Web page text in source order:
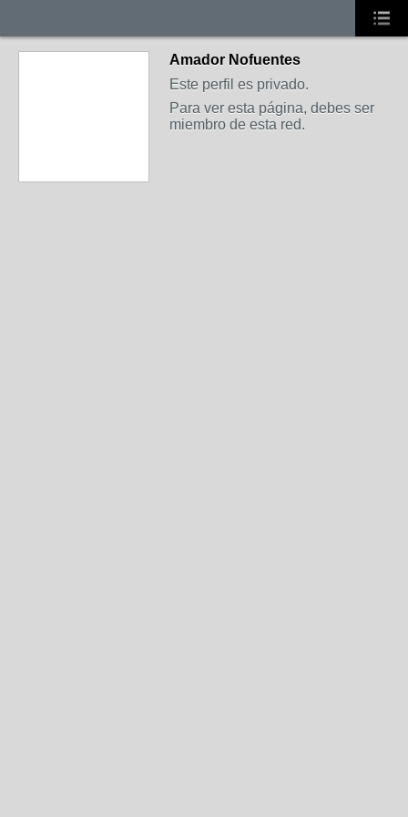
Amador Nofuentes
Este perfil es privado.
Para ver esta página, debes ser
miembro de esta red.